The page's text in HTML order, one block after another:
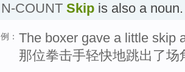
N-COUNT Skip is also a
例： The boxer gave a little skip
那位拳击手轻快地跳出了场